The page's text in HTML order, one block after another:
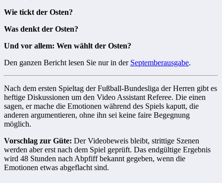
Wie tickt der Osten?
Was denkt der Osten?
Und vor allem: Wen wählt der Osten?
Den ganzen Bericht lesen Sie nur in der Septemberausgabe.
Nach dem ersten Spieltag der Fußball-Bundesliga der Herren gibt es
heftige Diskussionen um den Video Assistant Referee. Die einen
sagen, er mache die Emotionen während des Spiels kaputt, die
anderen argumentieren, ohne ihn sei keine faire Begegnung
möglich.
Vorschlag zur Güte: Der Videobeweis bleibt, strittige Szenen
werden aber erst nach dem Spiel geprüft. Das endgültige Ergebnis
wird 48 Stunden nach Abpfiff bekannt gegeben, wenn die
Emotionen etwas abgeflacht sind.